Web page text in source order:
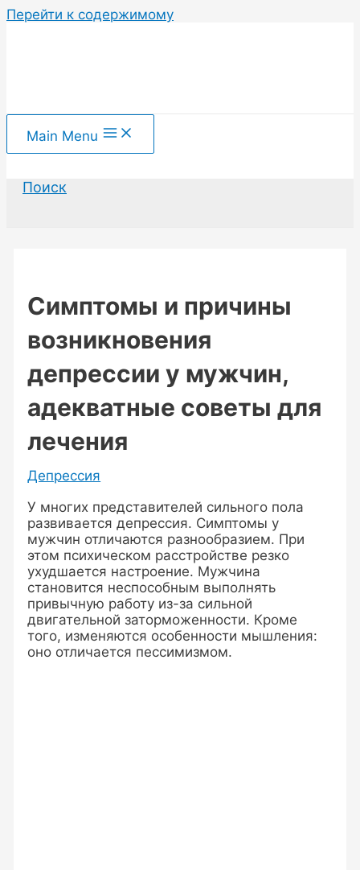
Перейти к содержимому
Main Menu
Поиск
Симптомы и причины
возникновения
депрессии у мужчин,
адекватные советы для
лечения
Депрессия
У многих представителей сильного пола
развивается депрессия. Симптомы у
мужчин отличаются разнообразием. При
этом психическом расстройстве резко
ухудшается настроение. Мужчина
становится неспособным выполнять
привычную работу из-за сильной
двигательной заторможенности. Кроме
того, изменяются особенности мышления:
оно отличается пессимизмом.